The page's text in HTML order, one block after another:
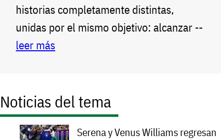
historias completamente distintas,
unidas por el mismo objetivo: alcanzar --
leer más
Noticias del tema
Serena y Venus Williams regresan